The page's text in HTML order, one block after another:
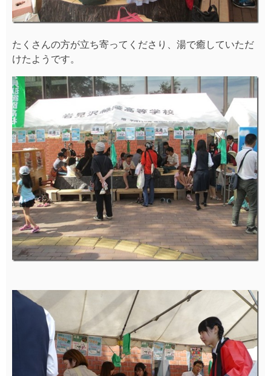
たくさんの方が立ち寄ってくださり、湯で癒していただ
けたようです。